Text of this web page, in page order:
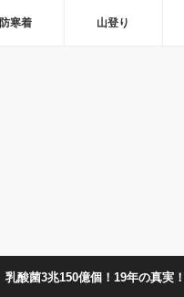
防寒着 山登り
乳酸菌3兆150億個！19年の真実！